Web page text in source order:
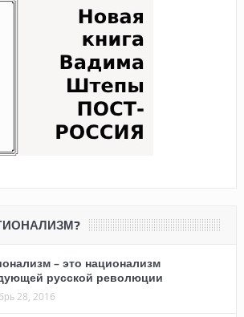
– это национализм
русской революции
28, 2016